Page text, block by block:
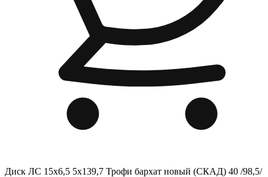
Диск ЛС 15x6,5 5x139,7 Трофи бархат новый (СКАД) 40 /98,5/